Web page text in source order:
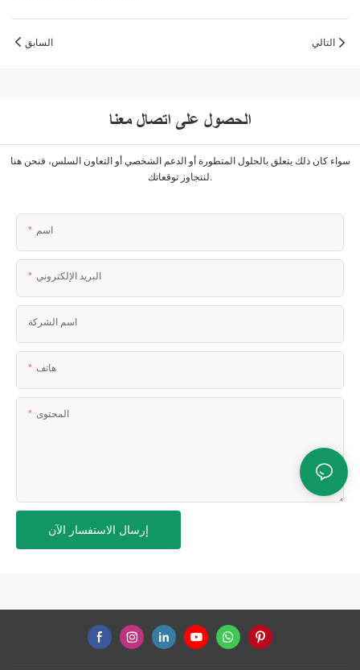
السابق التالي
الحصول على اتصال معنا
سواء كان ذلك يتعلق بالحلول المتطورة أو الدعم الشخصي أو التعاون السلس، فنحن هنا
اسم
البريد الإلكتروني
اسم الشركة
هاتف
المحتوى
إرسال الاستفسار الآن